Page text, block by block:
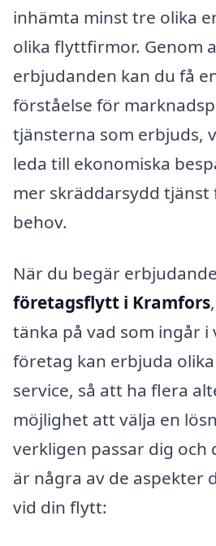
inhämta minst tre olika
olika flyttfirmor. Genom
erbjudanden kan du få
förståelse för
tjänsterna som erbjuds,
leda till ekonomiska
mer skräddarsydd tjänst
behov.
När du begär
företagsflytt i Kramfors
tänka på vad som ingår i
företag kan erbjuda
service, så att ha flera
möjlighet att välja en
verkligen passar dig
är några av de aspekter
vid din flytt: